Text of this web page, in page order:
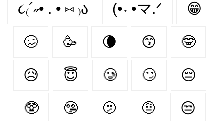
૮₍´˶• . • ⑅ ₎ა (•˕ •マ.ᐟ 😁
🥴 🥳 🌘 😙 🤓
😥 😇 🥲 🙄 😔
🥸 🤥 🫤 🤨 😒